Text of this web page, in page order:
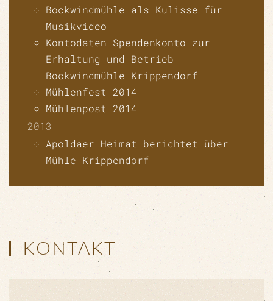
Bockwindmühle als Kulisse für
Musikvideo
Kontodaten Spendenkonto zur
Erhaltung und Betrieb
Bockwindmühle Krippendorf
Mühlenfest 2014
Mühlenpost 2014
2013
Apoldaer Heimat berichtet über
Mühle Krippendorf
KONTAKT